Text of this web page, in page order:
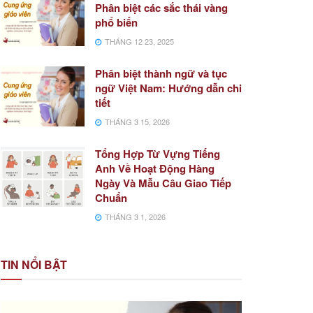
Phân biệt các sắc thái vàng
phổ biến
THÁNG 12 23, 2025
Phân biệt thành ngữ và tục
ngữ Việt Nam: Hướng dẫn chi
tiết
THÁNG 3 15, 2026
Tổng Hợp Từ Vựng Tiếng
Anh Về Hoạt Động Hàng
Ngày Và Mẫu Câu Giao Tiếp
Chuẩn
THÁNG 3 1, 2026
TIN NỔI BẬT